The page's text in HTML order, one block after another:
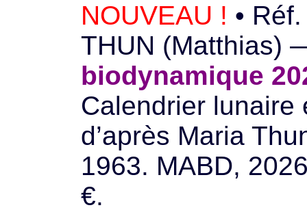
NOUVEAU ! •
THUN (Matthias)
biodynamique
Calendrier lunaire
d’après Maria
1963. MABD,
€.